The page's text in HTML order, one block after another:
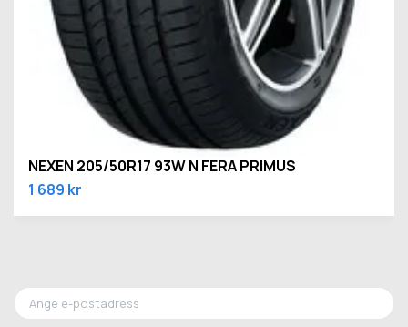
NEXEN 205/50R17 93W N FERA PRIMUS
1 689 kr